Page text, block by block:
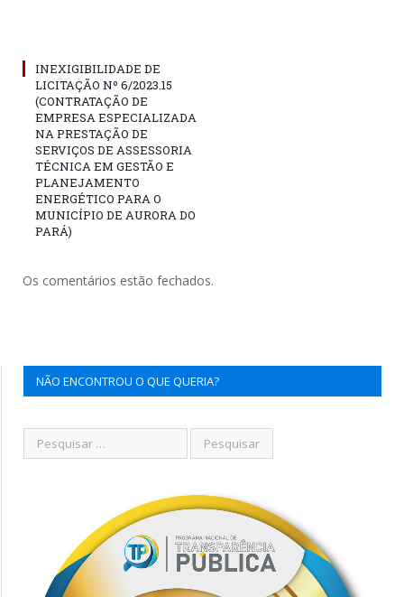
INEXIGIBILIDADE DE
LICITAÇÃO Nº 6/2023.15
(CONTRATAÇÃO DE
EMPRESA ESPECIALIZADA
NA PRESTAÇÃO DE
SERVIÇOS DE ASSESSORIA
TÉCNICA EM GESTÃO E
PLANEJAMENTO
ENERGÉTICO PARA O
MUNICÍPIO DE AURORA DO
PARÁ)
Os comentários estão fechados.
NÃO ENCONTROU O QUE QUERIA?